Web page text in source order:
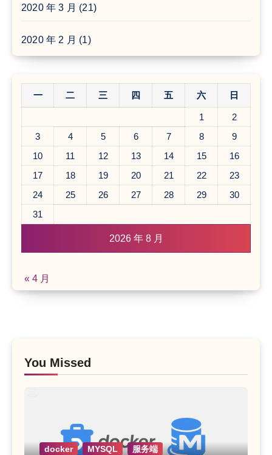
2020 年 3 月 (21)
2020 年 2 月 (1)
2026 年 8 月
一 二 三 四 五 六 日
1
2
3
4 5 6 7 8
9
10
11 12 13 14 15
16
17
18 19 20 21 22
23
24
25 26 27 28 29
30
31
« 4 月
You Missed
docker MYSQL 服务端